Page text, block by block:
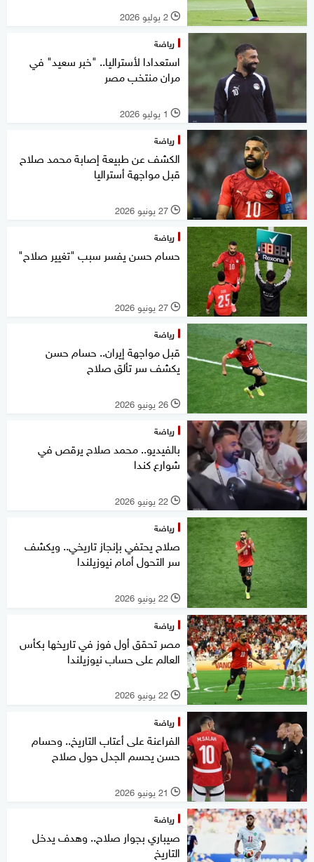
l 2 يوليو 2026
رياضة
استعدادا لأستراليا.. "خبر سعيد" في
مران منتخب مصر
l 1 يوليو 2026
رياضة
الكشف عن طبيعة إصابة محمد صلاح
قبل مواجهة أستراليا
l 27 يونيو 2026
رياضة
حسام حسن يفسر سبب "تغيير صلاح"
l 27 يونيو 2026
رياضة
قبل مواجهة إيران.. حسام حسن
يكشف سر تألق صلاح
l 26 يونيو 2026
رياضة
بالفيديو.. محمد صلاح يرقص في
شوارع كندا
l 22 يونيو 2026
رياضة
صلاح يحتفي بإنجاز تاريخي.. ويكشف
سر التحول أمام نيوزيلندا
l 22 يونيو 2026
رياضة
مصر تحقق أول فوز في تاريخها بكأس
العالم على حساب نيوزيلندا
l 22 يونيو 2026
رياضة
الفراعنة على أعتاب التاريخ.. وحسام
حسن يحسم الجدل حول صلاح
l 21 يونيو 2026
رياضة
صيباري بجوار صلاح.. وهدف يدخل
التاريخ